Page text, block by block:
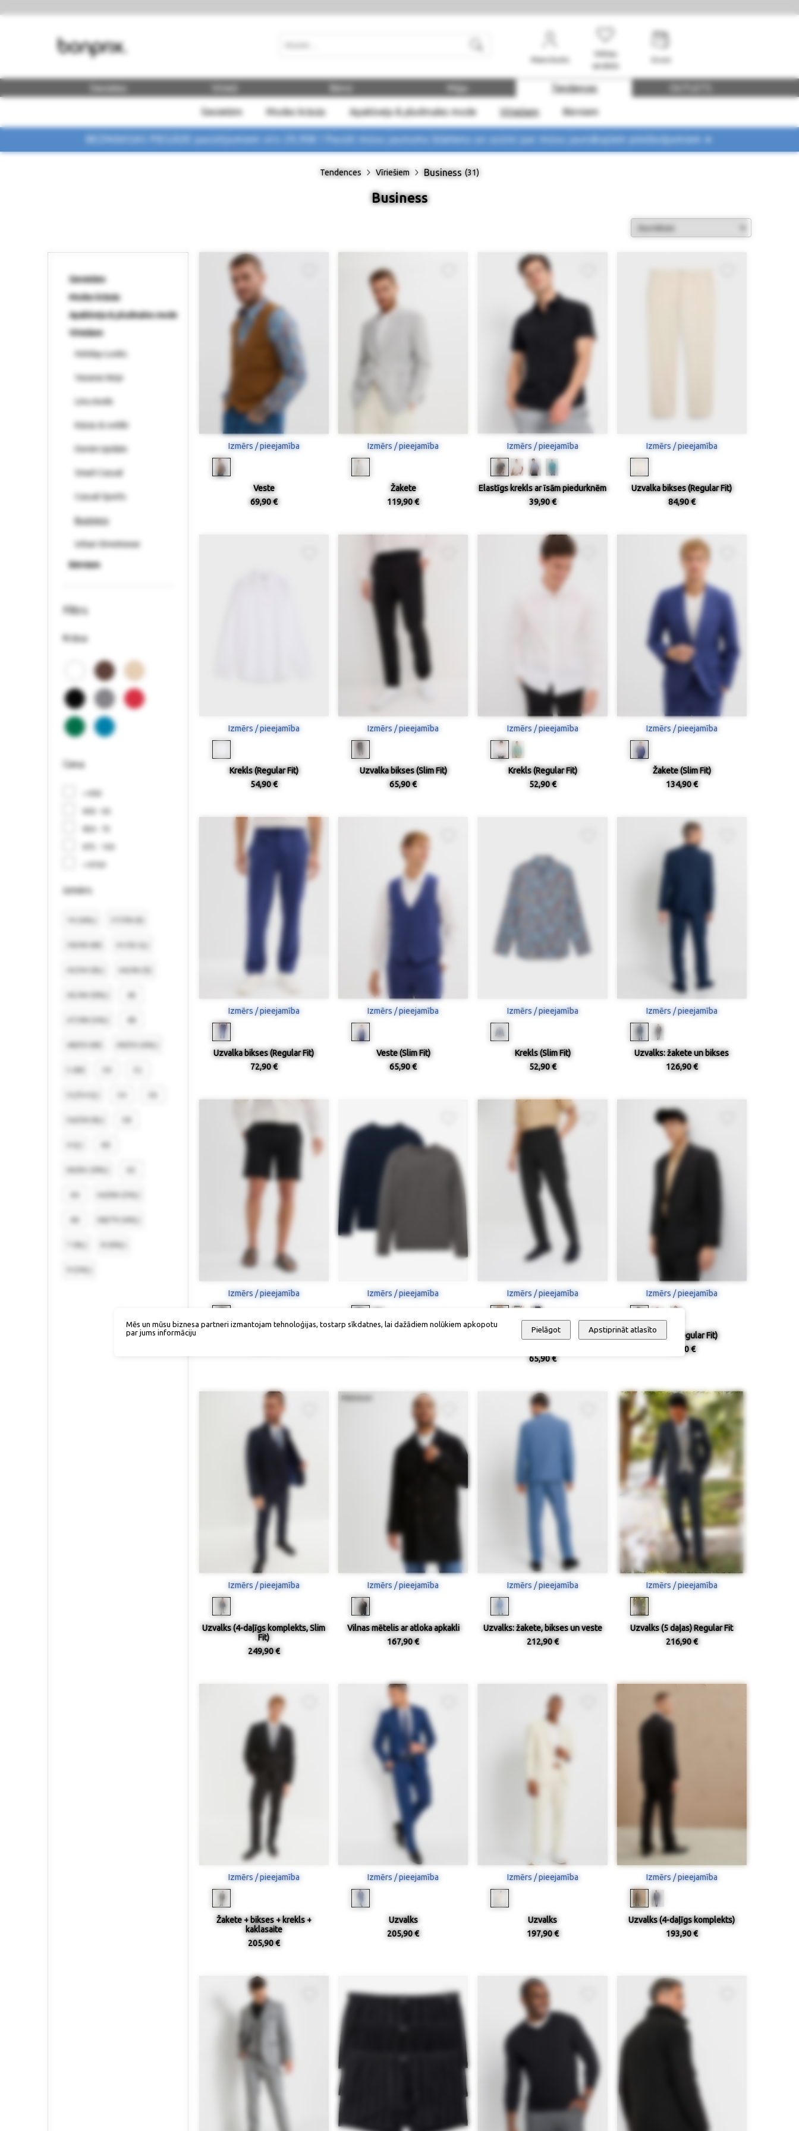
Mans konts
Vēlmju
saraksts
Sievietes Vīrieši Māja Tendences
Sievietēm Modes krāsās Apakšveļa & pludmales mode Vīriešiem Bērniem
BEZMAKSAS PIEGĀDE pasūtījumiem virs 29,90€ ! Pasūti mūsu jaunumu biļetenu un uzzini par mūsu jaunākajiem piedāvājumiem ➤
Tendences Vīriešiem Business (31)
Business
Sievietēm
Modes krāsās
Apakšveļa & pludmales mode
Vīriešiem
Holiday-Looks
Vasaras tērpi
Linu mode
Kāzas & svētki
Denim Update
Smart Casual
Casual Sports
Business
Urban Streetwear
Bērniem
Filtrs
Krāsa
Cena
< €30
€30 - 50
€50 - 75
€75 - 150
> €150
izmērs
Izmērs / pieejamība
Veste
69,90 €
Izmērs / pieejamība
Žakete
119,90 €
Izmērs / pieejamība
Elastīgs krekls ar īsām piedurknēm
39,90 €
Izmērs / pieejamība
Uzvalka bikses (Regular Fit)
84,90 €
Izmērs / pieejamība
Krekls (Regular Fit)
54,90 €
Izmērs / pieejamība
Uzvalka bikses (Slim Fit)
65,90 €
Izmērs / pieejamība
Krekls (Regular Fit)
52,90 €
Izmērs / pieejamība
Žakete (Slim Fit)
134,90 €
Izmērs / pieejamība
Uzvalka bikses (Regular Fit)
72,90 €
Izmērs / pieejamība
Veste (Slim Fit)
65,90 €
Izmērs / pieejamība
Krekls (Slim Fit)
52,90 €
Izmērs / pieejamība
Uzvalks: žakete un bikses
126,90 €
Izmērs / pieejamība Izmērs / pieejamība Izmērs / pieejamība
Uzvalka bikses (Regular Fit
65,90 €
Izmērs / pieejamība
Žakete (Regular Fit)
96,90 €
Izmērs / pieejamība
Uzvalks (4-daļīgs komplekts, Slim
Fit)
249,90 €
Izmērs / pieejamība
Vilnas mētelis ar atloka apkakli
167,90 €
Izmērs / pieejamība
Uzvalks: žakete, bikses un veste
212,90 €
Izmērs / pieejamība
Uzvalks (5 daļas) Regular Fit
216,90 €
Izmērs / pieejamība
Žakete + bikses + krekls +
kaklasaite
205,90 €
Izmērs / pieejamība
Uzvalks
205,90 €
Izmērs / pieejamība
Uzvalks
197,90 €
Izmērs / pieejamība
Uzvalks (4-daļīgs komplekts)
193,90 €
Mēs un mūsu biznesa partneri izmantojam tehnoloģijas, tostarp sīkdatnes, lai dažādiem nolūkiem apkopotu
par jums informāciju
Pielāgot Apstiprināt atlasīto